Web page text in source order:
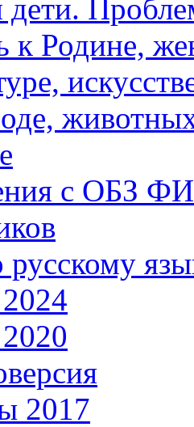
к Родине,
с ОБЗ
2017